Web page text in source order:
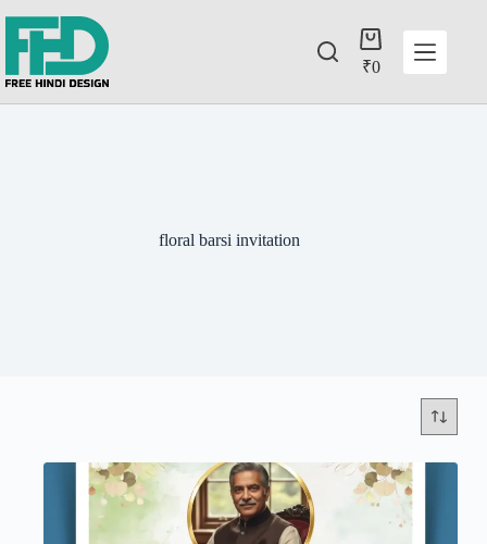
₹0
floral barsi invitation